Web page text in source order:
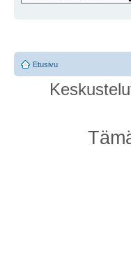
Etusivu